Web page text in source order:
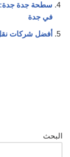
سطحة جدة جدة:
في جدة
أفضل شركات
البحث